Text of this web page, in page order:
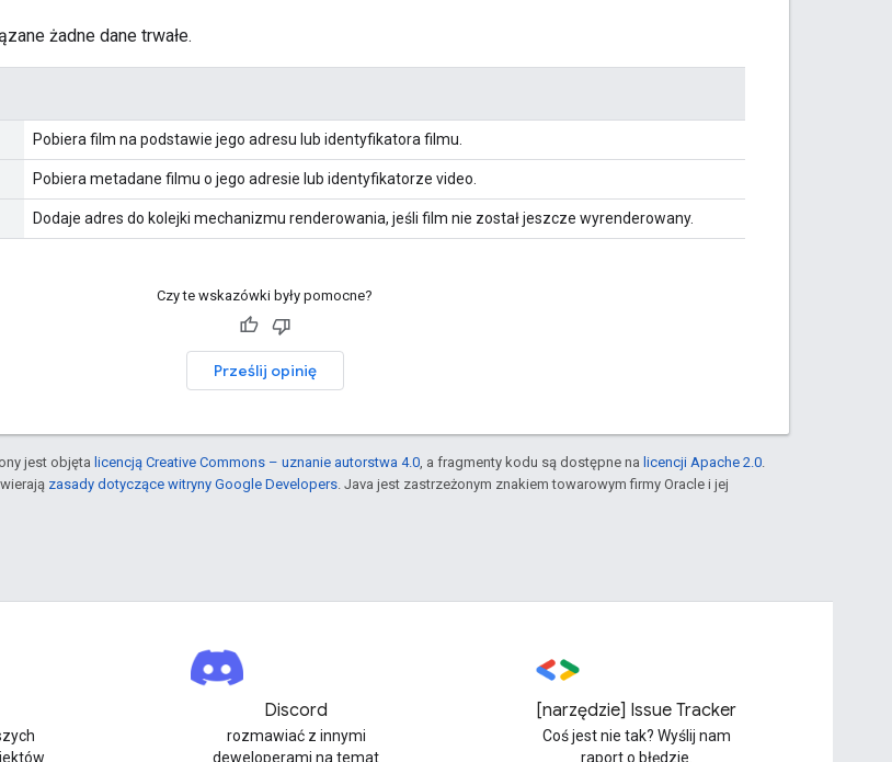
żadne dane trwałe.
Pobiera film na podstawie jego adresu lub identyfikatora filmu.
Pobiera metadane filmu o jego adresie lub identyfikatorze video.
Dodaje adres do kolejki mechanizmu renderowania, jeśli film nie został jeszcze wyrenderowany.
Czy te wskazówki były pomocne?
Prześlij opinię
jest objęta licencją Creative Commons – uznanie autorstwa 4.0 , a fragmenty kodu są dostępne na licencji Apache 2.0
zasady dotyczące witryny Google Developers . Java jest zastrzeżonym znakiem towarowym firmy Oracle i jej
Discord
rozmawiać z innymi
deweloperami na temat
[narzędzie] Issue Tracker
Coś jest nie tak? Wyślij nam
raport o błędzie.